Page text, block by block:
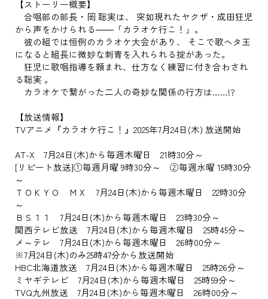
【ストーリー概要】
合唱部の部長・岡 聡実は、 突如現れたヤクザ・成田狂児
から声をかけられる――「カラオケ行こ！」。
彼の組では恒例のカラオケ大会があり、 そこで歌ヘタ王
になると組長に微妙な刺青を入れられる掟があった。
狂児に歌唱指導を頼まれ、仕方なく練習に付き合わされ
る聡実 。
カラオケで繋がった二人の奇妙な関係の行方は……!?
【放送情報】
TVアニメ『カラオケ行こ！』2025年7月24日(木) 放送開始
AT-X 7月24日(木)から毎週木曜日 21時30分～
[リピート放送]①毎週月曜 9時30分～ ②毎週水曜 15時30分
～
ＴＯＫＹＯ ＭＸ 7月24日(木)から毎週木曜日 22時30分
～
ＢＳ１１ 7月24日(木)から毎週木曜日 23時30分～
関西テレビ放送 7月24日(木)から毎週木曜日 25時45分～
メ～テレ 7月24日(木)から毎週木曜日 26時00分～
※7月24日(木)のみ25時47分から放送開始
HBC北海道放送 7月24日(木)から毎週木曜日 25時26分～
ミヤギテレビ 7月24日(木)から毎週木曜日 25時59分～
TVQ九州放送 7月24日(木)から毎週木曜日 26時00分～